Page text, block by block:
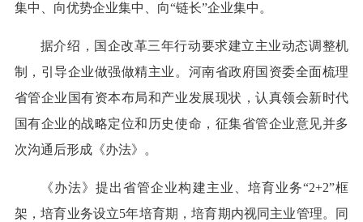
集中、向优势企业集中、向“链长”企业集中。
据介绍，国企改革三年行动要求建立主业动态调整机
制，引导企业做强做精主业。河南省政府国资委全面梳理
省管企业国有资本布局和产业发展现状，认真领会新时代
国有企业的战略定位和历史使命，征集省管企业意见并多
次沟通后形成《办法》。
《办法》提出省管企业构建主业、培育业务“2+2”框
架，培育业务设立5年培育期，培育期内视同主业管理。同